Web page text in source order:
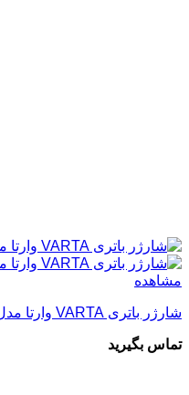
مشاهده
شارژر باتری VARTA وارتا مدل Mini Charger
تماس بگیرید